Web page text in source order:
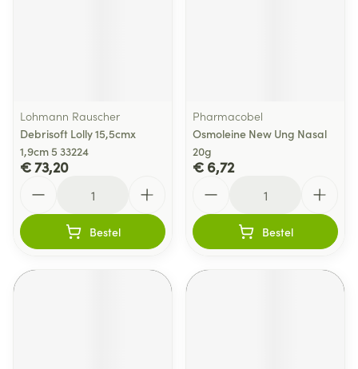
Lohmann Rauscher
Debrisoft Lolly 15,5cmx
1,9cm 5 33224
€ 73,20
Bestel
Pharmacobel
Osmoleine New Ung Nasal
20g
€ 6,72
Bestel